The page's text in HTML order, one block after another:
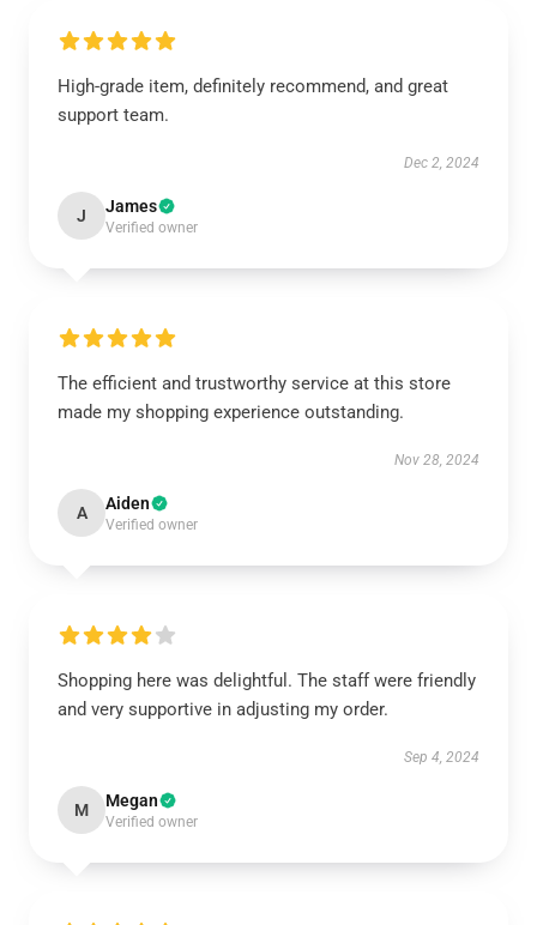
High-grade item, definitely recommend, and great
support team.
Dec 2, 2024
J James
Verified owner
The efficient and trustworthy service at this store
made my shopping experience outstanding.
Nov 28, 2024
A Aiden
Verified owner
Shopping here was delightful. The staff were friendly
and very supportive in adjusting my order.
Sep 4, 2024
M Megan
Verified owner